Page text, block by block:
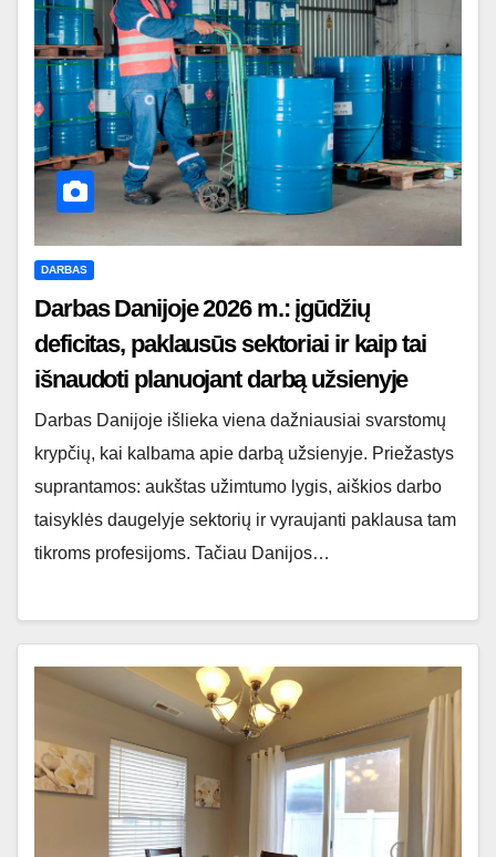
DARBAS
Darbas Danijoje 2026 m.: įgūdžių
deficitas, paklausūs sektoriai ir kaip tai
išnaudoti planuojant darbą užsienyje
Darbas Danijoje išlieka viena dažniausiai svarstomų
krypčių, kai kalbama apie darbą užsienyje. Priežastys
suprantamos: aukštas užimtumo lygis, aiškios darbo
taisyklės daugelyje sektorių ir vyraujanti paklausa tam
tikroms profesijoms. Tačiau Danijos…